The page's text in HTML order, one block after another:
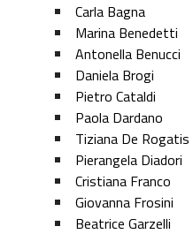
Carla Bagna
Marina Benedetti
Antonella Benucci
Daniela Brogi
Pietro Cataldi
Paola Dardano
Tiziana De Rogatis
Pierangela Diadori
Cristiana Franco
Giovanna Frosini
Beatrice Garzelli